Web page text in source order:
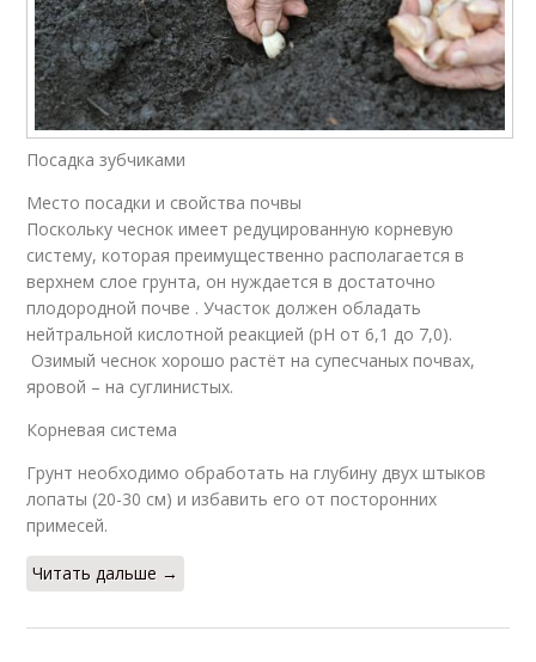
Посадка зубчиками
Место посадки и свойства почвы
Поскольку чеснок имеет редуцированную корневую
систему, которая преимущественно располагается в
верхнем слое грунта, он нуждается в достаточно
плодородной почве . Участок должен обладать
нейтральной кислотной реакцией (рН от 6,1 до 7,0).
Озимый чеснок хорошо растёт на супесчаных почвах,
яровой – на суглинистых.
Корневая система
Грунт необходимо обработать на глубину двух штыков
лопаты (20-30 см) и избавить его от посторонних
примесей.
Читать дальше →